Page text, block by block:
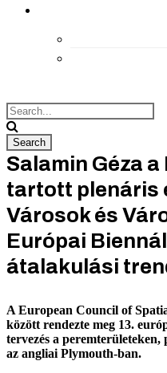
Salamin Géza a
tartott plenáris
Városok és
Európai
átalakulási
A European Council of
között rendezte meg 13.
tervezés a
az angliai Plymouth-ban.